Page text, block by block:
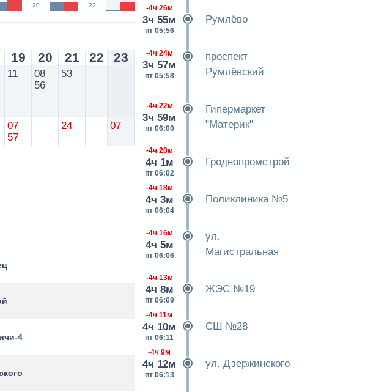
20 22
19 20 21 22 23
11
08
56
53
07
57
24 07
4
-4ч 26м
3ч 55м
пт 05:56
Румлёво
-4ч 24м
3ч 57м
пт 05:58
проспект
Румлёвский
-4ч 22м
3ч 59м
пт 06:00
Гипермаркет
"Материк"
-4ч 20м
4ч 1м
пт 06:02
Гроднопромстрой
-4ч 18м
4ч 3м
пт 06:04
Поликлиника №5
-4ч 16м
4ч 5м
пт 06:06
ул.
Магистральная
-4ч 13м
4ч 8м
пт 06:09
ЖЭС №19
-4ч 11м
4ч 10м
пт 06:11
СШ №28
-4ч 9м
4ч 12м
пт 06:13
ул. Дзержинского